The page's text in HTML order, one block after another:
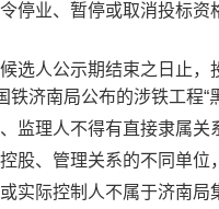
停业、暂停或取消投标资
选人公示期结束之日止
铁济南局公布的涉铁工程“
监理人不得有直接隶属关
股、管理关系的不同单位
实际控制人不属于济南